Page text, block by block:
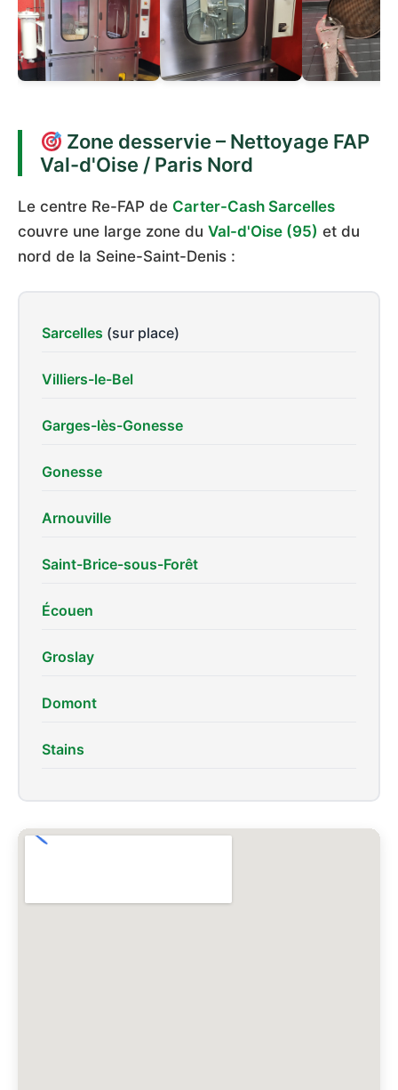
Zone desservie – Nettoyage FAP
Val-d'Oise / Paris Nord
Le centre Re-FAP de Carter-Cash Sarcelles
couvre une large zone du Val-d'Oise (95) et du
nord de la Seine-Saint-Denis :
Sarcelles (sur place)
Villiers-le-Bel
Garges-lès-Gonesse
Gonesse
Arnouville
Saint-Brice-sous-Forêt
Écouen
Groslay
Domont
Stains